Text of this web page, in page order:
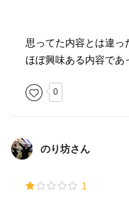
思ってた内容とは違っ
ほぼ興味ある内容であ
0
のり坊さん
1